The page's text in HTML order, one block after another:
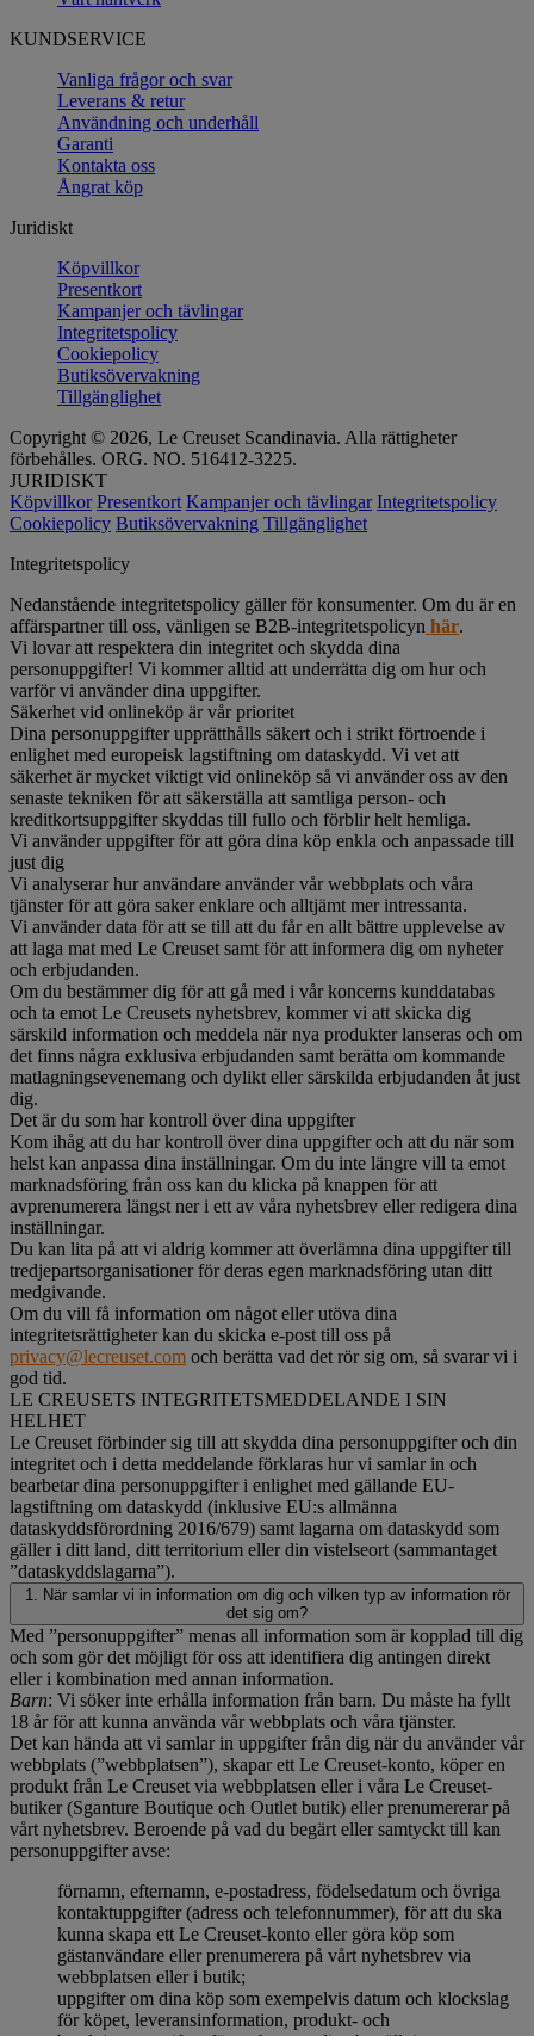
KUNDSERVICE
Vanliga frågor och svar
Leverans & retur
Användning och underhåll
Garanti
Kontakta oss
Ångrat köp
Juridiskt
Köpvillkor
Presentkort
Kampanjer och tävlingar
Integritetspolicy
Cookiepolicy
Butiksövervakning
Tillgänglighet
Copyright © 2026, Le Creuset Scandinavia. Alla rättigheter
förbehålles. ORG. NO. 516412-3225.
JURIDISKT
Köpvillkor Presentkort Kampanjer och tävlingar Integritetspolicy
Cookiepolicy Butiksövervakning Tillgänglighet
Integritetspolicy
Nedanstående integritetspolicy gäller för konsumenter. Om du är en
affärspartner till oss, vänligen se B2B-integritetspolicyn här.
Vi lovar att respektera din integritet och skydda dina
personuppgifter! Vi kommer alltid att underrätta dig om hur och
varför vi använder dina uppgifter.
Säkerhet vid onlineköp är vår prioritet
Dina personuppgifter upprätthålls säkert och i strikt förtroende i
enlighet med europeisk lagstiftning om dataskydd. Vi vet att
säkerhet är mycket viktigt vid onlineköp så vi använder oss av den
senaste tekniken för att säkerställa att samtliga person- och
kreditkortsuppgifter skyddas till fullo och förblir helt hemliga.
Vi använder uppgifter för att göra dina köp enkla och anpassade till
just dig
Vi analyserar hur användare använder vår webbplats och våra
tjänster för att göra saker enklare och alltjämt mer intressanta.
Vi använder data för att se till att du får en allt bättre upplevelse av
att laga mat med Le Creuset samt för att informera dig om nyheter
och erbjudanden.
Om du bestämmer dig för att gå med i vår koncerns kunddatabas
och ta emot Le Creusets nyhetsbrev, kommer vi att skicka dig
särskild information och meddela när nya produkter lanseras och om
det finns några exklusiva erbjudanden samt berätta om kommande
matlagningsevenemang och dylikt eller särskilda erbjudanden åt just
dig.
Det är du som har kontroll över dina uppgifter
Kom ihåg att du har kontroll över dina uppgifter och att du när som
helst kan anpassa dina inställningar. Om du inte längre vill ta emot
marknadsföring från oss kan du klicka på knappen för att
avprenumerera längst ner i ett av våra nyhetsbrev eller redigera dina
inställningar.
Du kan lita på att vi aldrig kommer att överlämna dina uppgifter till
tredjepartsorganisationer för deras egen marknadsföring utan ditt
medgivande.
Om du vill få information om något eller utöva dina
integritetsrättigheter kan du skicka e-post till oss på
privacy@lecreuset.com och berätta vad det rör sig om, så svarar vi i
god tid.
LE CREUSETS INTEGRITETSMEDDELANDE I SIN
HELHET
Le Creuset förbinder sig till att skydda dina personuppgifter och din
integritet och i detta meddelande förklaras hur vi samlar in och
bearbetar dina personuppgifter i enlighet med gällande EU-
lagstiftning om dataskydd (inklusive EU:s allmänna
dataskyddsförordning 2016/679) samt lagarna om dataskydd som
gäller i ditt land, ditt territorium eller din vistelseort (sammantaget
”dataskyddslagarna”).
1. När samlar vi in information om dig och vilken typ av information rör
det sig om?
Med ”personuppgifter” menas all information som är kopplad till dig
och som gör det möjligt för oss att identifiera dig antingen direkt
eller i kombination med annan information.
Barn: Vi söker inte erhålla information från barn. Du måste ha fyllt
18 år för att kunna använda vår webbplats och våra tjänster.
Det kan hända att vi samlar in uppgifter från dig när du använder vår
webbplats (”webbplatsen”), skapar ett Le Creuset-konto, köper en
produkt från Le Creuset via webbplatsen eller i våra Le Creuset-
butiker (Sganture Boutique och Outlet butik) eller prenumererar på
vårt nyhetsbrev. Beroende på vad du begärt eller samtyckt till kan
personuppgifter avse:
förnamn, efternamn, e-postadress, födelsedatum och övriga
kontaktuppgifter (adress och telefonnummer), för att du ska
kunna skapa ett Le Creuset-konto eller göra köp som
gästanvändare eller prenumerera på vårt nyhetsbrev via
webbplatsen eller i butik;
uppgifter om dina köp som exempelvis datum och klockslag
för köpet, leveransinformation, produkt- och